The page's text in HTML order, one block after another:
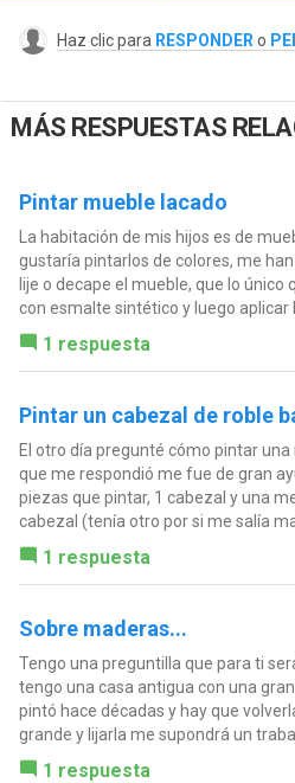
Haz clic para RESPONDER o
MÁS RESPUESTAS
Pintar mueble lacado
La habitación de mis hijos es de
gustaría pintarlos de colores, me
lije o decape el mueble, que lo
con esmalte sintético y luego aplicar
1 respuesta
Pintar un cabezal de roble
El otro día pregunté cómo pintar
que me respondió me fue de gran
piezas que pintar, 1 cabezal y una
cabezal (tenía otro por si me salía
1 respuesta
Sobre maderas...
Tengo una preguntilla que para ti
tengo una casa antigua con una
pintó hace décadas y hay que
grande y lijarla me supondrá un
1 respuesta